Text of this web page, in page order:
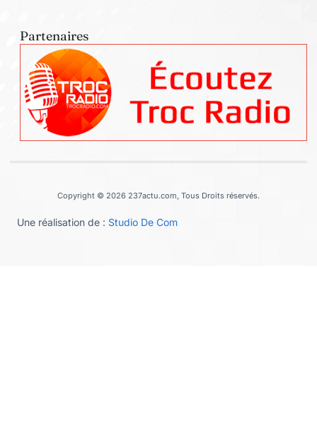
Partenaires
Copyright © 2026 237actu.com, Tous Droits réservés.
Une réalisation de : Studio De Com